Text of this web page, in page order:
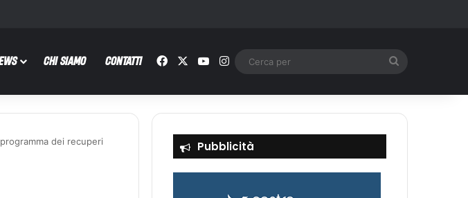
CHI SIAMO CONTATTI Facebook You TubeInstagram
dei recuperi
Pubblicità